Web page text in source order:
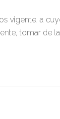
vigente, a
tomar de la